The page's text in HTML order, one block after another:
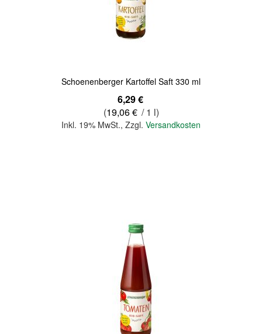
Schoenenberger Kartoffel Saft 330 ml
6,29 €
(19,06 € / 1 l)
Inkl. 19% MwSt., Zzgl. Versandkosten